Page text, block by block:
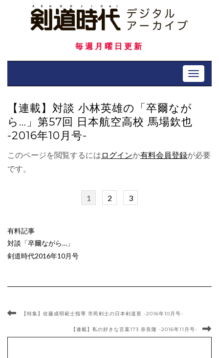
毎週月曜日更新
Toggle
【連載】対談 小林英雄の「卒爾なが
ら…」第57回 日本航空高校 馬場欽也
-2016年10月号-
このページを閲覧するには ログインか有料会員登録が必要
です。
1 2 3
有料記事
対談「卒爾ながら…」
剣道時代2016年10月号
【特集】佐藤成明範士指導 市民剣士の日本剣道形 -2016年10月号-
【連載】私の好きな言葉173 奈良隆 -2016年11月号-